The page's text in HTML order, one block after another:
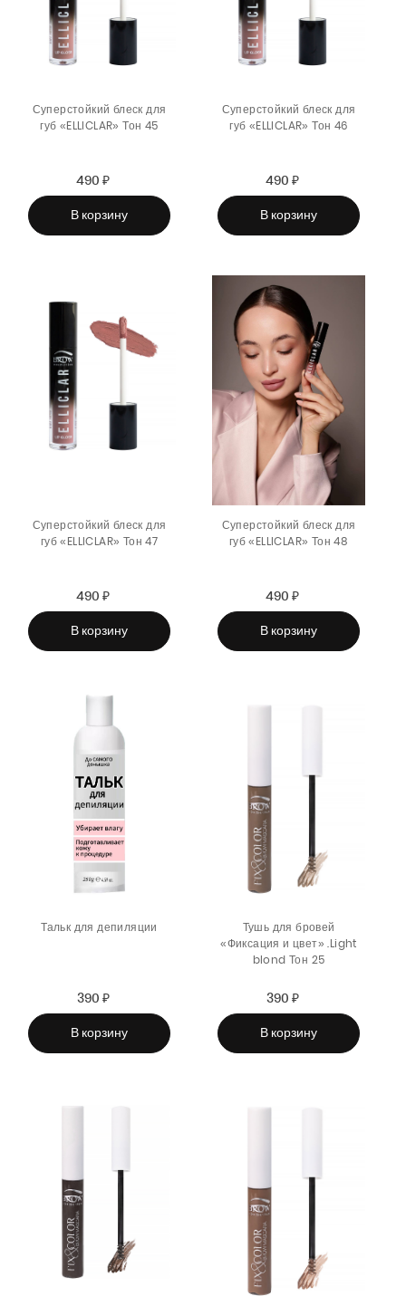
Суперстойкий блеск для
губ «ELLICLAR» Тон 45
Sale
price
490 ₽
price
В корзину
Суперстойкий блеск для
губ «ELLICLAR» Тон 46
Sale
price
490 ₽
price
В корзину
Суперстойкий блеск для
губ «ELLICLAR» Тон 47
Sale
price
490 ₽
price
В корзину
Суперстойкий блеск для
губ «ELLICLAR» Тон 48
Sale
price
490 ₽
price
В корзину
Тальк для депиляции
Sale
price
390 ₽
price
В корзину
Тушь для бровей
«Фиксация и цвет» .Light
blond Тон 25
Sale
price
390 ₽
price
В корзину